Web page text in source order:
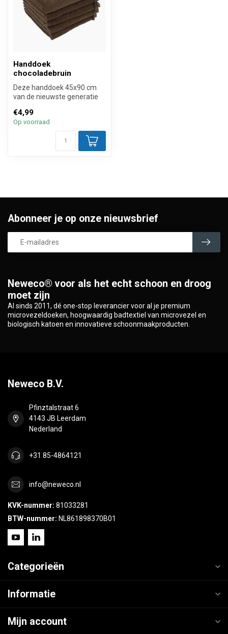
Handdoek
chocoladebruin
Deze handdoek 45x90 cm
van de nieuwste generatie
microvezel b...
€4,99
Op voorraad
Neweco® voor als het echt schoon en droog
moet zijn
Al sinds 2011, dé one-stop leverancier voor al je premium
microvezeldoeken, hoogwaardig badtextiel van microvezel en
biologisch katoen en innovatieve schoonmaakproducten.
Abonneer je op onze nieuwsbrief
Neweco B.V.
Pfinztalstraat 6
4143 JB Leerdam
Nederland
+31 85-4864121
info@neweco.nl
KVK-nummer: 81033281
BTW-nummer: NL861898370B01
Categorieën
Informatie
Mijn account